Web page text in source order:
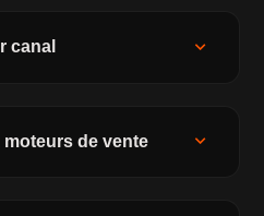
canal expand_more
de vente expand_more